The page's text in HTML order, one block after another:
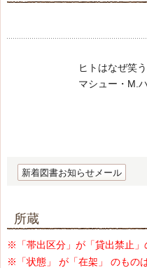
ヒトはなぜ笑
マシュー・M.
新着図書お知らせメール
所蔵
※「帯出区分」が「貸出禁止
※「状態」 が「在架」 のもの